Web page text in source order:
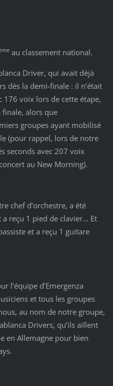
au classement national.
Driver, qui avait déjà
dès la demi-finale : il n’était
176 voix lors de cette étape,
alors que
groupes ayant mobilisé
(pour rappel, lors de notre
seconds avec 207 voix
au New Morning).
chef d’orchestre, a été
reçu 1 pied de clavier… Et
et a reçu 1 guitare
l’équipe d’Emergenza
et tous les groupes
au nom de notre groupe,
Drivers, qu’ils aillent
en Allemagne pour bien